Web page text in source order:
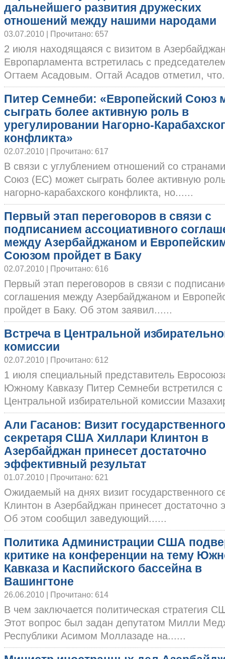
дальнейшего развития дружеских
отношений между нашими народами
03.07.2010 | Прочитано: 657
2 июля находящаяся с визитом в
Европарламента встретилась с
Огтаем Асадовым. Огтай Асадов отметил,
Питер Семнеби: «Европейский Союз
сыграть более активную роль в
урегулировании Нагорно-
конфликта»
02.07.2010 | Прочитано: 617
В связи с углублением отношений со
Союз (ЕС) может сыграть более активную
нагорно-карабахского конфликта, но......
Первый этап переговоров в связи с
подписанием ассоциативного
между Азербайджаном и
Союзом пройдет в Баку
02.07.2010 | Прочитано: 616
Первый этап переговоров в связи с
соглашения между Азербайджаном и
пройдет в Баку. Об этом заявил......
Встреча в Центральной
комиссии
02.07.2010 | Прочитано: 612
1 июля специальный представитель
Южному Кавказу Питер Семнеби встретился
Центральной избирательной комиссии
Али Гасанов: Визит государственного
секретаря США Хиллари Клинтон в
Азербайджан принесет достаточно
эффективный результат
01.07.2010 | Прочитано: 621
Ожидаемый на днях визит государственного
Клинтон в Азербайджан принесет достаточно
Об этом сообщил заведующий......
Политика Администрации США
критике на конференции на тему
Кавказа и Каспийского бассейна в
Вашингтоне
26.06.2010 | Прочитано: 614
В чем заключается политическая стратегия
Этот вопрос был задан депутатом Милли
Республики Асимом Моллазаде на......